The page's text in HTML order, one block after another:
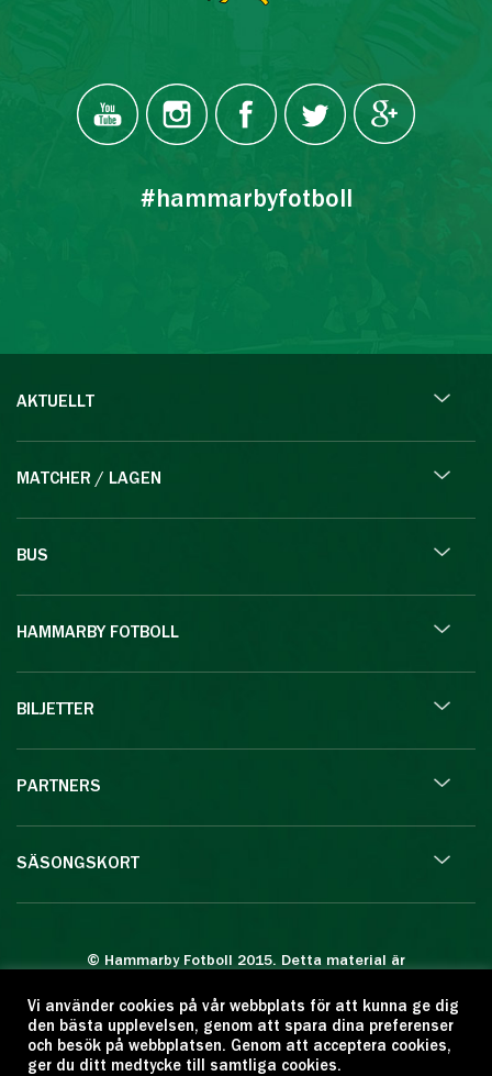
#hammarbyfotboll
AKTUELLT
MATCHER / LAGEN
BUS
HAMMARBY FOTBOLL
BILJETTER
PARTNERS
SÄSONGSKORT
© Hammarby Fotboll 2015. Detta material är
Eftertryck eller annan kopiering är förbjuden.
Citera oss gärna men ange källan:
www.hammarbyfotboll.se. Ansvarig utgivare:
Vi använder cookies på vår webbplats för att kunna ge dig
den bästa upplevelsen, genom att spara dina preferenser
och besök på webbplatsen. Genom att acceptera cookies,
ger du ditt medtycke till samtliga cookies.